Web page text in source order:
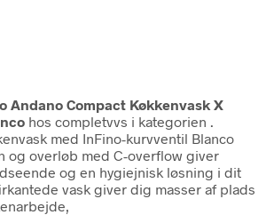
Andano Compact Køkkenvask X
hos completvvs i kategorien .
med InFino-kurvventil Blanco
og overløb med C-overflow giver
og en hygiejnisk løsning i dit
vask giver dig masser af plads